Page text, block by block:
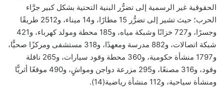
الحقوقية غير الرسمية إلى تضرُّر البنية التحتية بشكل كبير جرَّاء
الحرب؛ حيث تشير إلى تضرُّر 15 مطارًا، و14 ميناء، و2512 طريقًا
وجسرًا، و727 خزانًا وشبكة مياه، و185 محطة ومولد كهرباء، و421
شبكة اتصالات، و882 مدرسة ومعهدًا، و318 مستشفى ومركزًا صحيًّا،
و1797 منشأة حكومية، و360 محطة وقود سيارات، و265 ناقلة
وقود، و316 مصنعًا، و295 مزرعة دواجن ومواشٍ، و490 موقعًا أثريًّا
ومنشأة سياحية، و112 منشأة رياضية(14).